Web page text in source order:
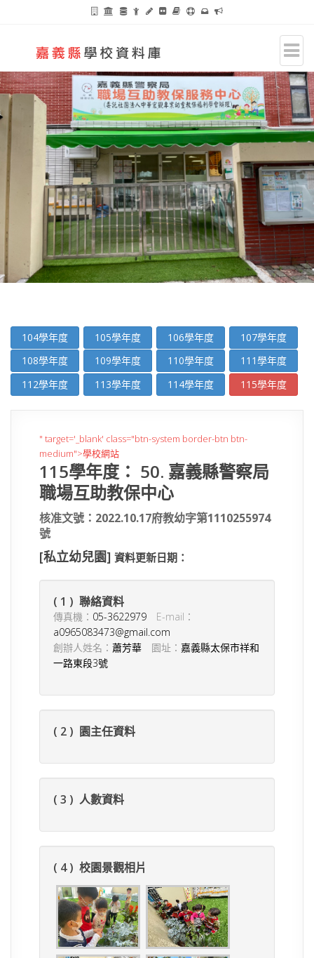
104學年度 105學年度 106學年度
107學年度
108學年度
109學年度 110學年度
111學年度
112學年度
113學年度 114學年度 115學年度
" target='_blank' class="btn-system border-btn btn-
medium">學校網站
115學年度： 50. 嘉義縣警察局
職場互助教保中心
核准文號：2022.10.17府教幼字第1110255974
號
[私立幼兒園] 資料更新日期：
( 1 ) 聯絡資料
傳真機： 05-3622979
E-mail：
a0965083473@gmail.com
創辦人姓名： 蕭芳華 園址： 嘉義縣太保市祥和
一路東段3號
( 2 ) 園主任資料
( 3 ) 人數資料
( 4 ) 校園景觀相片